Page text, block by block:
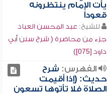
يأت الإمام ينتظرونه
قعوداً
للشيخ: عبد المحسن العباد
جزء من محاضرة ( شرح سنن أبي
داود [075])
الفهرس: شرح
حديث: (إذا أقيمت
الصلاة فلا تأتوها تسعون